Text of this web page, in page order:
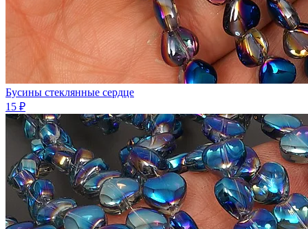
Бусины стеклянные сердце
15 ₽